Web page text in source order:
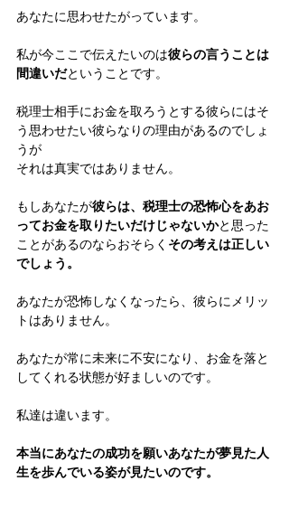
あなたに思わせたがっています。
私が今ここで伝えたいのは彼らの言うことは
間違いだということです。
税理士相手にお金を取ろうとする彼らにはそ
う思わせたい彼らなりの理由があるのでしょ
うが
それは真実ではありません。
もしあなたが彼らは、税理士の恐怖心をあお
ってお金を取りたいだけじゃないかと思った
ことがあるのならおそらく その考えは正しい
でしょう。
あなたが恐怖しなくなったら、彼らにメリッ
トはありません。
あなたが常に未来に不安になり、お金を落と
してくれる状態が好ましいのです。
私達は違います。
本当にあなたの成功を願いあなたが夢見た人
生を歩んでいる姿が見たいのです。